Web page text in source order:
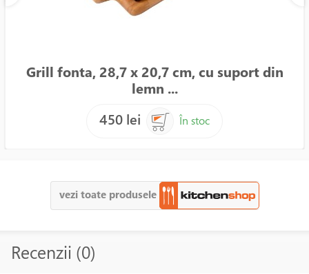
Grill fonta, 28,7 x 20,7 cm, cu suport din
lemn ...
450 lei
În stoc
vezi toate produsele
Recenzii (0)